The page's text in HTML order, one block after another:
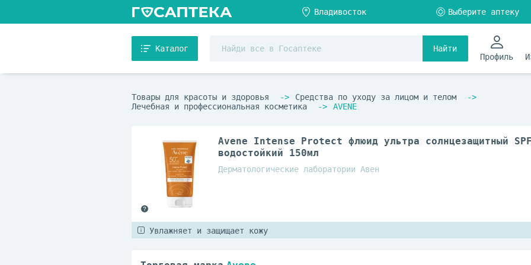
Каталог
Найти
Профиль
Товары для красоты и здоровья
Средства по уходу за лицом и телом
Лечебная и профессиональная косметика
AVENE
Avene Intense Protect флюид ультра солнцезащитный
водостойкий 150мл
Дерматологические лаборатории Авен
Увлажняет и защищает кожу